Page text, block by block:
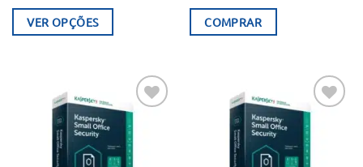
through
VER OPÇÕES
multiple
variants.
COMPRAR
Adicionar
aos meus
desejos
Adicionar
aos meus
desejos